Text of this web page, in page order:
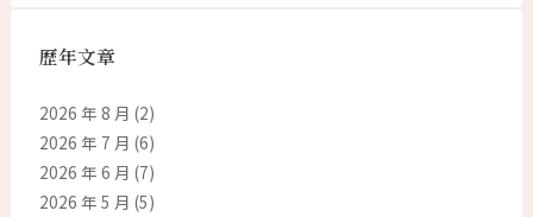
歷年文章
2026 年 8 月 (2)
2026 年 7 月 (6)
2026 年 6 月 (7)
2026 年 5 月 (5)